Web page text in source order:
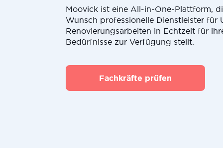
Moovick ist eine All-in-One-Plattform,
Wunsch professionelle Dienstleister für
Renovierungsarbeiten in Echtzeit für
Bedürfnisse zur Verfügung stellt.
Fachkräfte prüfen